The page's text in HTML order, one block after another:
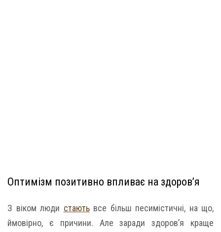
Оптимізм позитивно впливає на здоров’я
З віком люди стаютьвсе більш песимістичні, на що,
ймовірно, є причини. Але заради здоров’я краще